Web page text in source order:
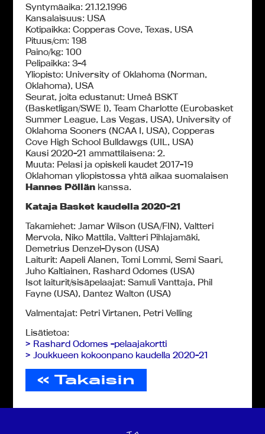
Syntymäaika: 21.12.1996
Kansalaisuus: USA
Kotipaikka: Copperas Cove, Texas, USA
Pituus/cm: 198
Paino/kg: 100
Pelipaikka: 3-4
Yliopisto: University of Oklahoma (Norman,
Oklahoma), USA
Seurat, joita edustanut: Umeå BSKT
(Basketligan/SWE I), Team Charlotte (Eurobasket
Summer League, Las Vegas, USA), University of
Oklahoma Sooners (NCAA I, USA), Copperas
Cove High School Bulldawgs (UIL, USA)
Kausi 2020-21 ammattilaisena: 2.
Muuta: Pelasi ja opiskeli kaudet 2017-19
Oklahoman yliopistossa yhtä aikaa suomalaisen
Hannes Pöllän kanssa.
Kataja Basket kaudella 2020-21
Takamiehet: Jamar Wilson (USA/FIN), Valtteri
Mervola, Niko Mattila, Valtteri Pihlajamäki,
Demetrius Denzel-Dyson (USA)
Laiturit: Aapeli Alanen, Tomi Lommi, Semi Saari,
Juho Kaltiainen, Rashard Odomes (USA)
Isot laiturit/sisäpelaajat: Samuli Vanttaja, Phil
Fayne (USA), Dantez Walton (USA)
Valmentajat: Petri Virtanen, Petri Velling
Lisätietoa:
> Rashard Odomes -pelaajakortti
> Joukkueen kokoonpano kaudella 2020-21
« Takaisin